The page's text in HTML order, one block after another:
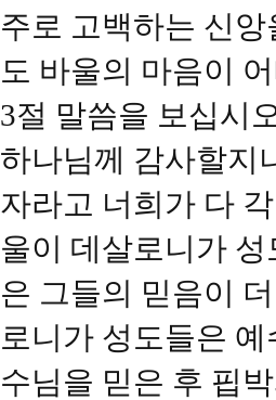
주로 고백하는 신
도 바울의 마음이
3절 말씀을 보십시
하나님께 감사할지
자라고 너희가 다
울이 데살로니가
은 그들의 믿음이
로니가 성도들은
수님을 믿은 후 핍